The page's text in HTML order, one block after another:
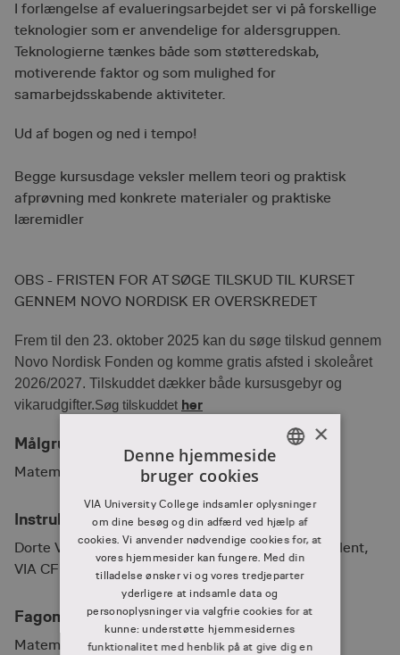
I forlængelse af evalueringsarbejdet ser vi på forskellige
teknologier som er anvendelige for aldersgruppen.
Teknologierne tænkes både som støtteredskab,
motiverende faktor og som mulighed for
samarbejdsskabende aktiviteter.
Ud af bogen og ned i tempo!
Begge kursusdage veksler mellem teori og praktisk
afprøvning med konkrete materialer og praktiske
læremidler
OBS - FRISTEN FOR AT SØGE TILSKUD TIL KURSET
GENNEM NOVO NORDISK ER OVERSKREDET
Frem til den 23. oktober 2025 kan du søge tilskud gennem
Novo Nordisk Fonden og komme gratis afsted i skoleåret
2026/2027. Tilskuddet dækker både kursusgebyr og
vikarudgifter.Søg tilskuddet her
Målgruppe
Matematiklærere i indskolingen 1.-3. klasse
Instruktører
Dorte Vibe Querling Jacobsen - Pædagogisk konsulent,
VIA CFU
Fagområder
Matematik
DANISH
×
Denne hjemmeside
bruger cookies
VIA University College indsamler oplysninger
om dine besøg og din adfærd ved hjælp af
cookies. Vi anvender nødvendige cookies for, at
vores hjemmesider kan fungere. Med din
tilladelse ønsker vi og vores tredjeparter
yderligere at indsamle data og
personoplysninger via valgfrie cookies for at
kunne: understøtte hjemmesidernes
funktionalitet med henblik på at give dig en